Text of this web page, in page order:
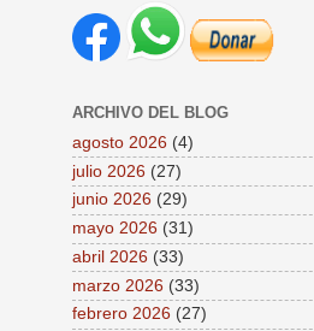
ARCHIVO DEL BLOG
agosto 2026 (4)
julio 2026 (27)
junio 2026 (29)
mayo 2026 (31)
abril 2026 (33)
marzo 2026 (33)
febrero 2026 (27)